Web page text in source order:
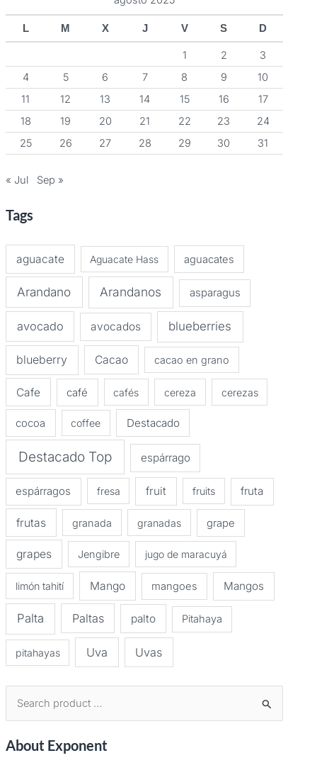
L M X J V S D
1 2
3
4
5 6 7 8 9
10
11
12 13 14 15 16
17
18
19 20 21 22 23
24
25
26 27 28 29 30 31
« Jul Sep »
Tags
aguacate Aguacate Hass aguacates
Arandano Arandanos asparagus
avocado avocados blueberries
blueberry Cacao cacao en grano
Cafe café cafés cereza cerezas
cocoa coffee Destacado
Destacado Top espárrago
espárragos fresa fruit fruits fruta
frutas granada granadas grape
grapes Jengibre jugo de maracuyá
limón tahití Mango mangoes Mangos
Palta Paltas palto Pitahaya
pitahayas Uva Uvas
s
About Exponent